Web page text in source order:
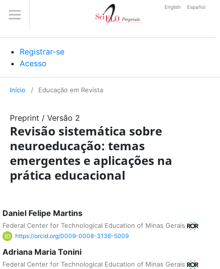
Registrar-se
Acesso
English Español
Início / Educação em Revista
Preprint / Versão 2
Revisão sistemática sobre
neuroeducação: temas
emergentes e aplicações na
prática educacional
Daniel Felipe Martins
Federal Center for Technological Education of Minas Gerais
https://orcid.org/0009-0008-3136-5009
Adriana Maria Tonini
Federal Center for Technological Education of Minas Gerais